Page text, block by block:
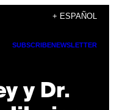
+ ESPAÑOL
SUBSCRIBENEWSLETTER
y Dr.